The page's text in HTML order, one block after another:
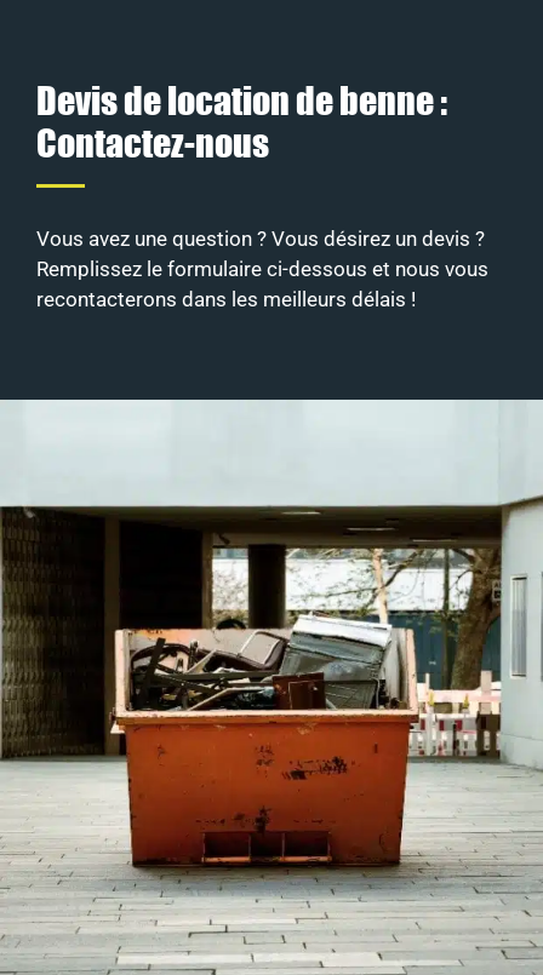
Devis de location de benne :
Contactez-nous
Vous avez une question ? Vous désirez un devis ?
Remplissez le formulaire ci-dessous et nous vous
recontacterons dans les meilleurs délais !